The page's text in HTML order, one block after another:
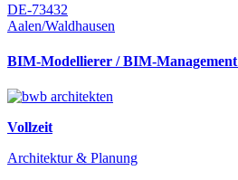
DE-73432
Aalen/Waldhausen
BIM-Modellierer / BIM-Management
Vollzeit
Architektur & Planung